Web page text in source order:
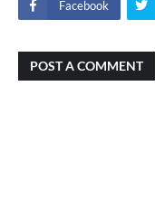
Facebook
POST A COMMENT